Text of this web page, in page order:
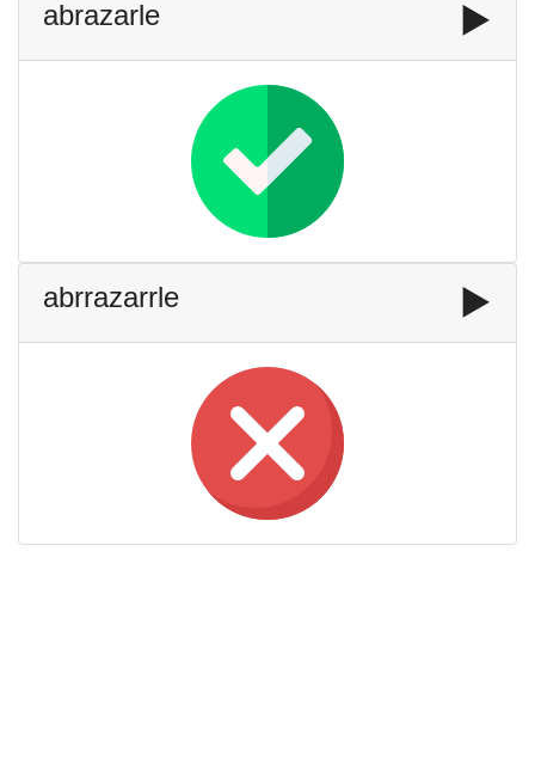
abrazarle ▶️
abrrazarrle ▶️